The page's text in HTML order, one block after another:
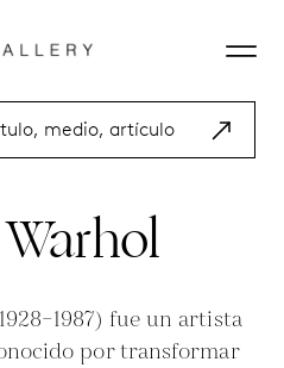
fue un artista
por transformar